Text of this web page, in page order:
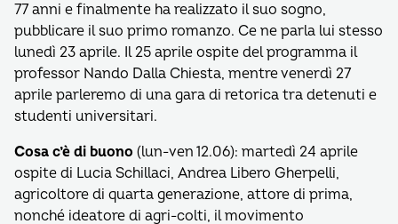
77 anni e finalmente ha realizzato il suo sogno,
pubblicare il suo primo romanzo. Ce ne parla lui stesso
lunedì 23 aprile. Il 25 aprile ospite del programma il
professor Nando Dalla Chiesta, mentre venerdì 27
aprile parleremo di una gara di retorica tra detenuti e
studenti universitari.
Cosa c’è di buono (lun-ven 12.06): martedì 24 aprile
ospite di Lucia Schillaci, Andrea Libero Gherpelli,
agricoltore di quarta generazione, attore di prima,
nonché ideatore di agri-colti, il movimento